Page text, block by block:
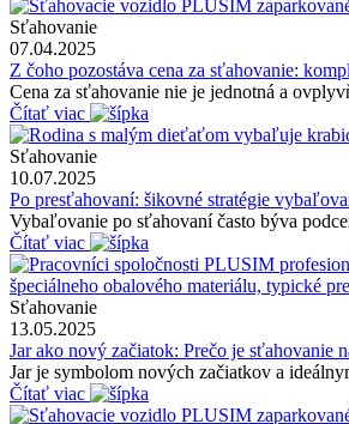
Sťahovanie
07.04.2025
Z čoho pozostáva cena za sťahovanie:
Cena za sťahovanie nie je jednotná a
Čítať viac
Sťahovanie
10.07.2025
Po presťahovaní: šikovné stratégie
Vybaľovanie po sťahovaní často býva
Čítať viac
Sťahovanie
13.05.2025
Jar ako nový začiatok: Prečo je sťahovanie
Jar je symbolom nových začiatkov a
Čítať viac